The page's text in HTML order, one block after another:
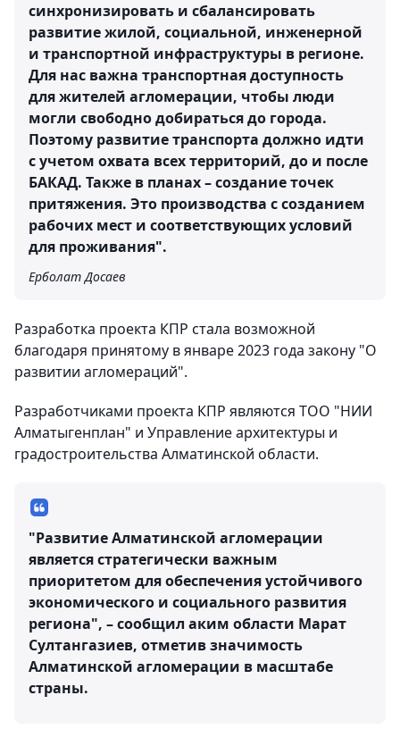
синхронизировать и сбалансировать
развитие жилой, социальной, инженерной
и транспортной инфраструктуры в регионе.
Для нас важна транспортная доступность
для жителей агломерации, чтобы люди
могли свободно добираться до города.
Поэтому развитие транспорта должно идти
с учетом охвата всех территорий, до и после
БАКАД. Также в планах – создание точек
притяжения. Это производства с созданием
рабочих мест и соответствующих условий
для проживания".
Ерболат Досаев
Разработка проекта КПР стала возможной
благодаря принятому в январе 2023 года закону "О
развитии агломераций".
Разработчиками проекта КПР являются ТОО "НИИ
Алматыгенплан" и Управление архитектуры и
градостроительства Алматинской области.
"Развитие Алматинской агломерации
является стратегически важным
приоритетом для обеспечения устойчивого
экономического и социального развития
региона", – сообщил аким области Марат
Султангазиев, отметив значимость
Алматинской агломерации в масштабе
страны.